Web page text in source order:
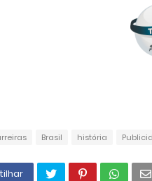
Brasil história